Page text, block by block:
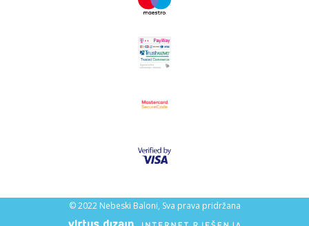
© 2022 Nebeski Baloni, Sva prava pridržana